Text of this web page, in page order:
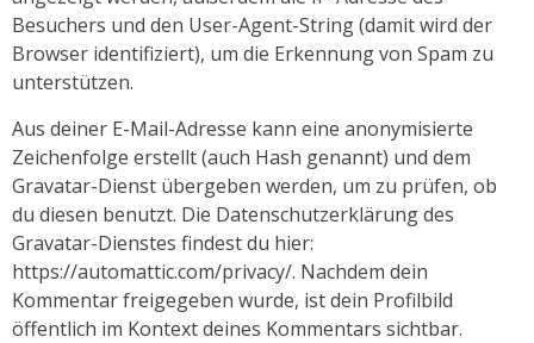
Besuchers und den User-Agent-String (damit wird der
Browser identifiziert), um die Erkennung von Spam zu
unterstützen.
Aus deiner E-Mail-Adresse kann eine anonymisierte
Zeichenfolge erstellt (auch Hash genannt) und dem
Gravatar-Dienst übergeben werden, um zu prüfen, ob
du diesen benutzt. Die Datenschutzerklärung des
Gravatar-Dienstes findest du hier:
https://automattic.com/privacy/. Nachdem dein
Kommentar freigegeben wurde, ist dein Profilbild
öffentlich im Kontext deines Kommentars sichtbar.